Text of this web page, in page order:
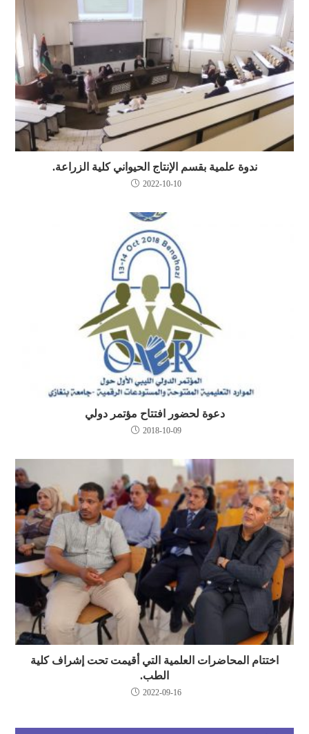
ندوة علمية بقسم الإنتاج الحيواني كلية الزراعة.
2022-10-10
دعوة لحضور افتتاح مؤتمر دولي
2018-10-09
اختتام المحاضرات العلمية التي أقيمت تحت إشراف كلية
الطب.
2022-09-16